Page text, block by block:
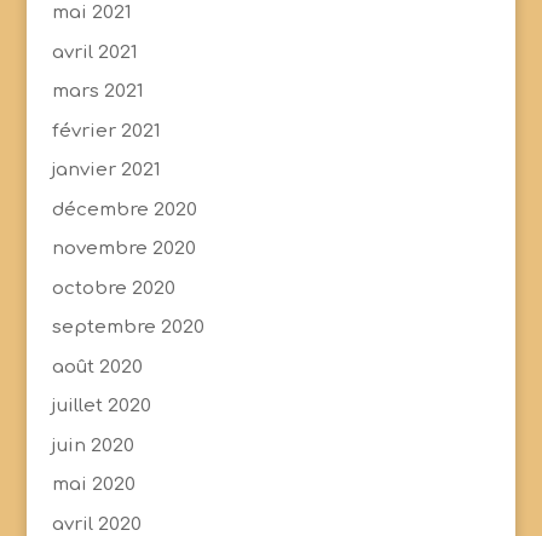
mai 2021
avril 2021
mars 2021
février 2021
janvier 2021
décembre 2020
novembre 2020
octobre 2020
septembre 2020
août 2020
juillet 2020
juin 2020
mai 2020
avril 2020